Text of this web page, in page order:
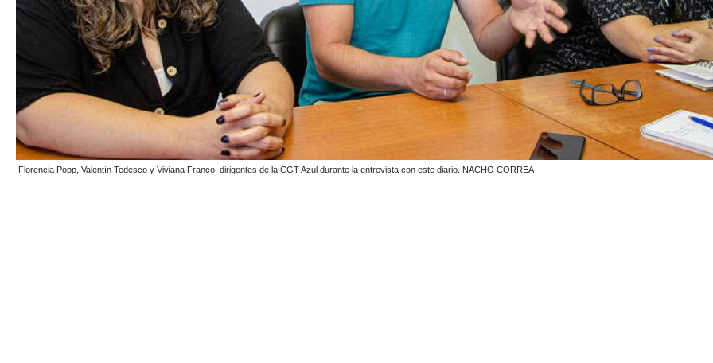
Florencia Popp, Valentín Tedesco y Viviana Franco, dirigentes de la CGT Azul durante la entrevista con este diario. NACHO CORREA